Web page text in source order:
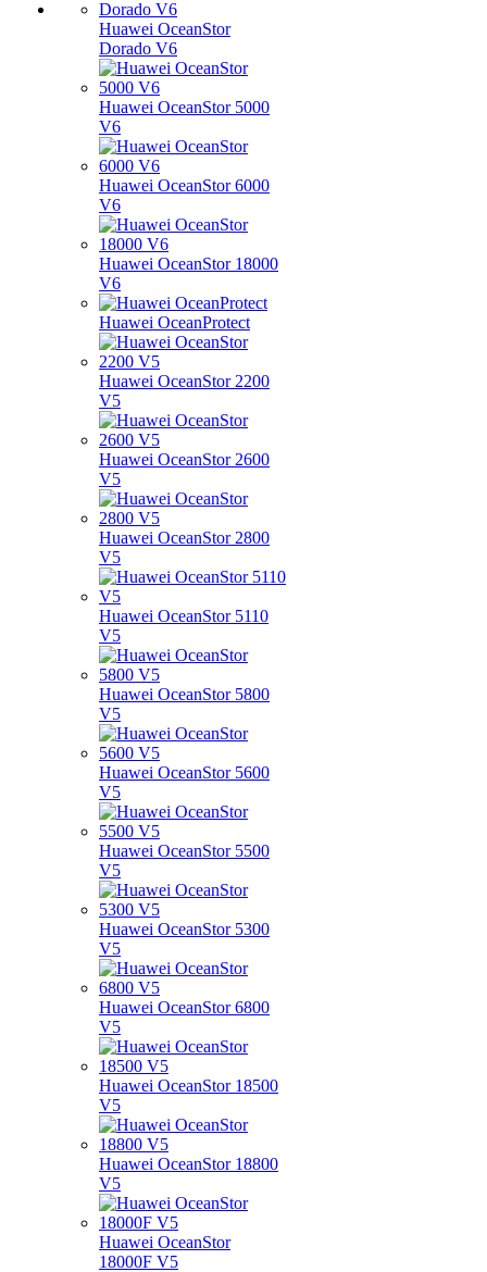
Huawei OceanStor
Dorado V6
Huawei OceanStor 5000
V6
Huawei OceanStor 6000
V6
Huawei OceanStor 18000
V6
Huawei OceanProtect
Huawei OceanStor 2200
V5
Huawei OceanStor 2600
V5
Huawei OceanStor 2800
V5
Huawei OceanStor 5110
V5
Huawei OceanStor 5800
V5
Huawei OceanStor 5600
V5
Huawei OceanStor 5500
V5
Huawei OceanStor 5300
V5
Huawei OceanStor 6800
V5
Huawei OceanStor 18500
V5
Huawei OceanStor 18800
V5
Huawei OceanStor
18000F V5